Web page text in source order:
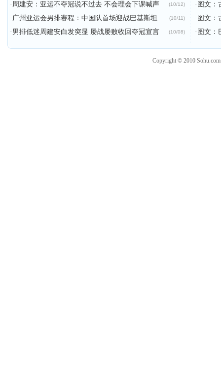
(10/12)
· 周建安：亚运不夺冠说不过去 不会理会下课喊声
(10/11)
· 广州亚运会男排赛程：中国队首场迎战巴基斯坦
(10/08)
· 男排低迷周建安白发突显 屡战屡败收回夺冠宣言
· 图文：
· 图文：
· 图文：
Copyright © 2010